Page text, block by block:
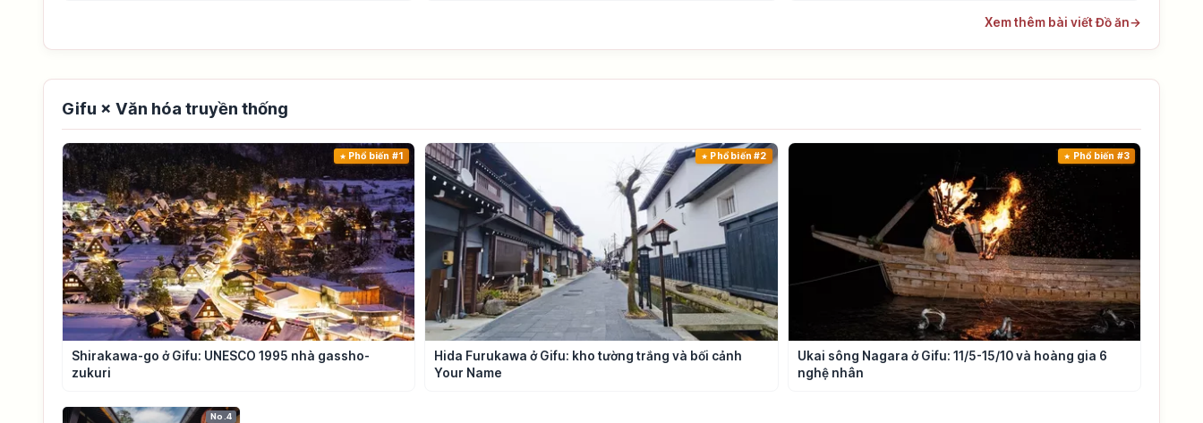
Xem thêm bài viết Đồ ăn→
Gifu × Văn hóa truyền thống
Phổ biến #1
Shirakawa-go ở Gifu: UNESCO 1995 nhà gassho-
zukuri
Phổ biến #2
Hida Furukawa ở Gifu: kho tường trắng và bối cảnh
Your Name
Phổ biến #3
Ukai sông Nagara ở Gifu: 11/5-15/10 và hoàng gia 6
nghệ nhân
No.4